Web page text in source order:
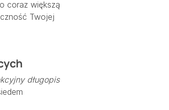
coraz większą
Twojej
długopis